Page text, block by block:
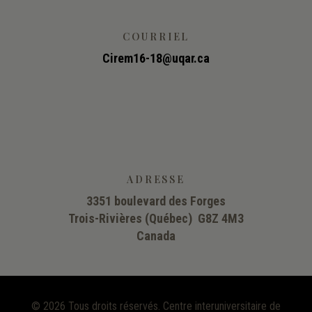
COURRIEL
Cirem16-18@uqar.ca
ADRESSE
3351 boulevard des Forges
Trois-Rivières (Québec) G8Z 4M3
Canada
© 2026 Tous droits réservés. Centre interuniversitaire de